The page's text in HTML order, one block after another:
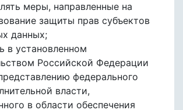
меры, направленные на
защиты прав субъектов
данных;
в установленном
Российской Федерации
федерального
власти,
в области обеспечения